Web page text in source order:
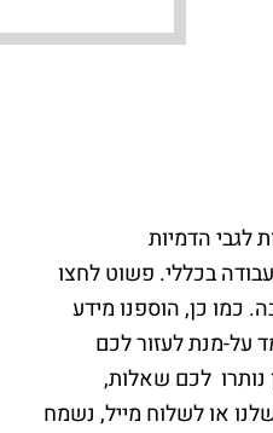
לגבי הדמיות
בכללי. פשוט לחצו
כמו כן, הוספנו מידע
על-מנת לעזור לכם
נותרו לכם שאלות,
או לשלוח מייל, נשמח